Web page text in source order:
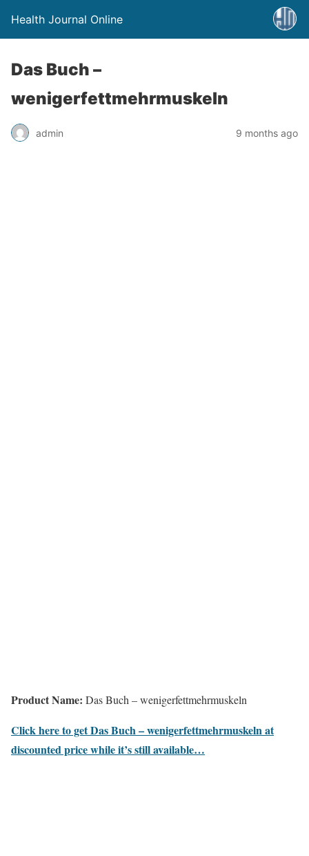
Health Journal Online
Das Buch –
wenigerfettmehrmuskeln
admin 9 months ago
Product Name: Das Buch – wenigerfettmehrmuskeln
Click here to get Das Buch – wenigerfettmehrmuskeln at
discounted price while it’s still available…